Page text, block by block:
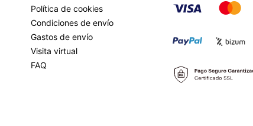
Política de cookies
Condiciones de envío
Gastos de envío
Visita virtual
FAQ